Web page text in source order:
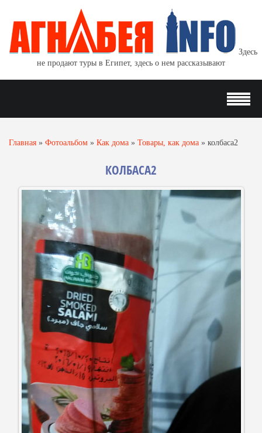
Здесь
не продают туры в Египет, здесь о нем рассказывают
Главная » Фотоальбом » Как дома » Товары, как дома » колбаса2
КОЛБАСА2